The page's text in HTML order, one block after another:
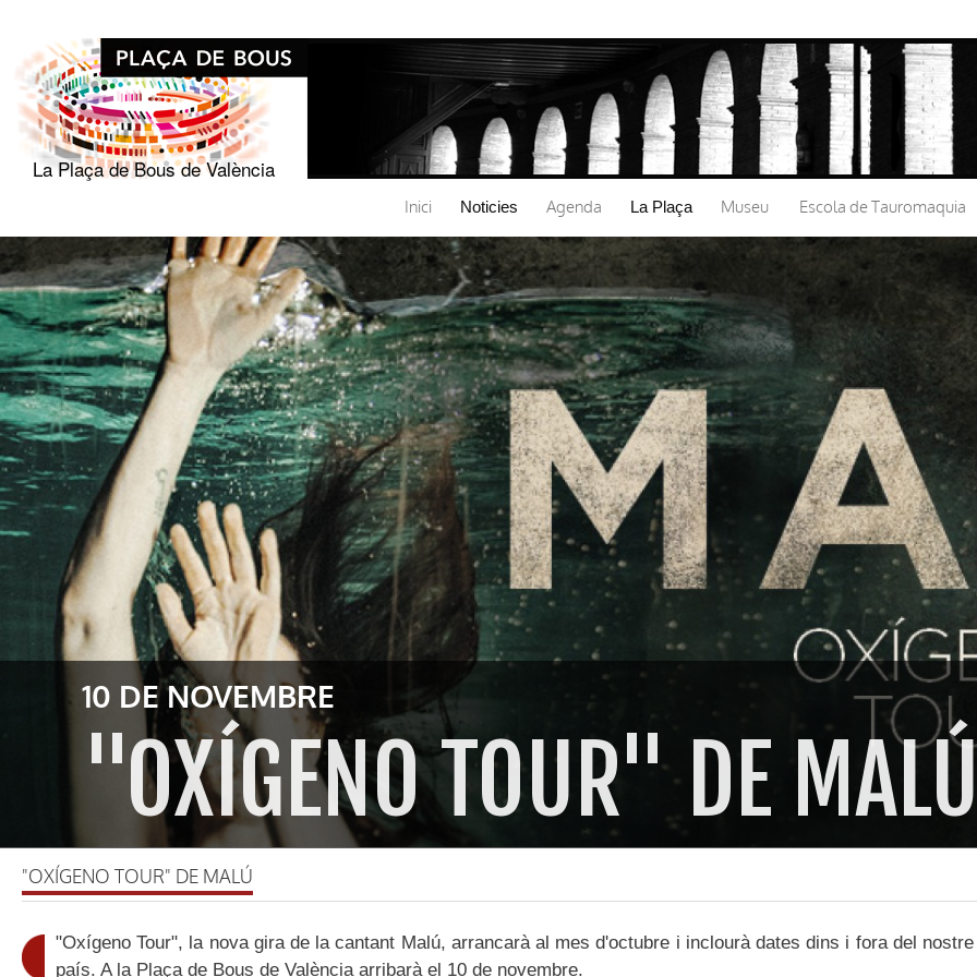
contingut
La Plaça de Bous de València
Inici Noticies Agenda La Plaça Museu Escola de Tauromaquia
10 DE NOVEMBRE
"OXÍGENO TOUR" DE
"OXÍGENO TOUR" DE MALÚ
"Oxígeno Tour", la nova gira de la cantant Malú, arrancarà al mes d'octubre i inclourà dates dins i fora del nostre
país. A la Plaça de Bous de València arribarà el 10 de novembre.